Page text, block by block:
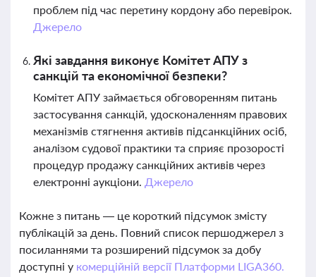
проблем під час перетину кордону або перевірок.
Джерело
Які завдання виконує Комітет АПУ з
санкцій та економічної безпеки?
Комітет АПУ займається обговоренням питань
застосування санкцій, удосконаленням правових
механізмів стягнення активів підсанкційних осіб,
аналізом судової практики та сприяє прозорості
процедур продажу санкційних активів через
електронні аукціони. Джерело
Кожне з питань — це короткий підсумок змісту
публікацій за день. Повний список першоджерел з
посиланнями та розширений підсумок за добу
доступні у комерційній версії Платформи LIGA360.